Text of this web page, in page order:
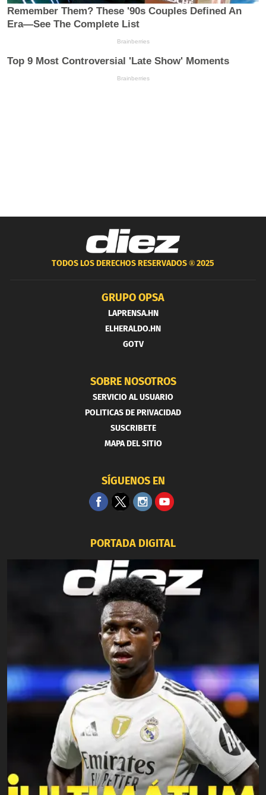
TODOS LOS DERECHOS RESERVADOS ®2025
GRUPO OPSA
LAPRENSA.HN
ELHERALDO.HN
GOTV
SOBRE NOSOTROS
SERVICIO AL USUARIO
POLITICAS DE PRIVACIDAD
SUSCRIBETE
MAPA DEL SITIO
SÍGUENOS EN
PORTADA DIGITAL